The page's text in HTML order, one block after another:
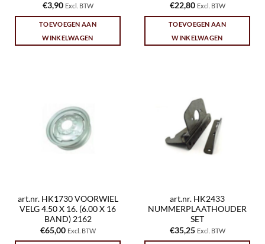
€3,90 Excl. BTW
TOEVOEGEN AAN
WINKELWAGEN
€22,80 Excl. BTW
TOEVOEGEN AAN
WINKELWAGEN
art.nr. HK1730 VOORWIEL
VELG 4.50 X 16. (6.00 X 16
BAND) 2162
€65,00 Excl. BTW
art.nr. HK2433
NUMMERPLAATHOUDER
SET
€35,25 Excl. BTW